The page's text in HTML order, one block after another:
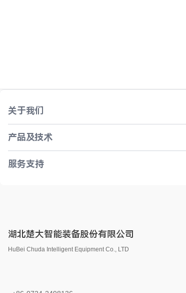
关于我们
产品及技术
服务支持
湖北楚大智能装备股份有限公司
HuBei Chuda Intelligent Equipment Co., LTD